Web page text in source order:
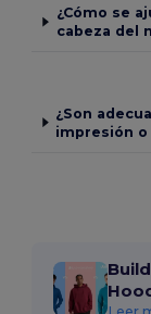
¿Cómo se
cabeza del
¿Son
impresión o